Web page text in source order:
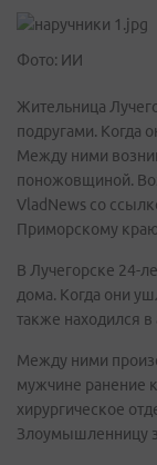
Фото: ИИ
Жительница
подругами. Когда
Между ними
поножовщиной.
VladNews со
Приморскому
В Лучегорске 24-
дома. Когда они
также находился
Между ними
мужчине ранение
хирургическое
Злоумышленницу